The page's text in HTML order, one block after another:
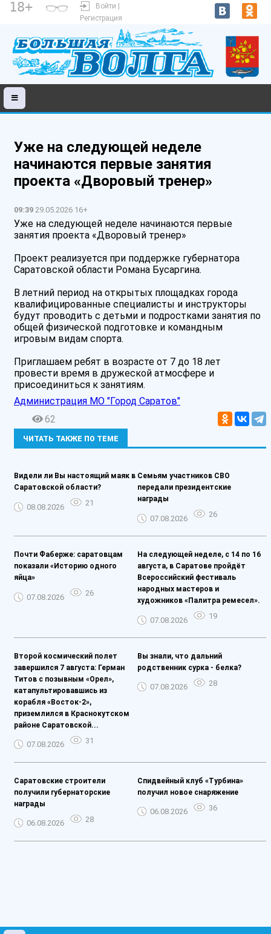
18+
Войти |
Регистрация
Уже на следующей неделе
начинаются первые занятия
проекта «Дворовый тренер»
09:39 29.05.2026 16+
Уже на следующей неделе начинаются первые
занятия проекта «Дворовый тренер»
Проект реализуется при поддержке губернатора
Саратовской области Романа Бусаргина.
В летний период на открытых площадках города
квалифицированные специалисты и инструкторы
будут проводить с детьми и подростками занятия по
общей физической подготовке и командным
игровым видам спорта.
Приглашаем ребят в возрасте от 7 до 18 лет
провести время в дружеской атмосфере и
присоединиться к занятиям.
Администрация МО "Город Саратов"
62
ЧИТАТЬ ТАКЖЕ ПО ТЕМЕ
Видели ли Вы настоящий маяк в
Саратовской области?
08.08.2026 21
Семьям участников СВО
передали президентские
награды
07.08.2026 26
Почти Фаберже: саратовцам
показали «Историю одного
яйца»
07.08.2026 26
На следующей неделе, с 14 по 16
августа, в Саратове пройдёт
Всероссийский фестиваль
народных мастеров и
художников «Палитра ремесел».
07.08.2026 19
Второй космический полет
завершился 7 августа: Герман
Титов с позывным «Орел»,
катапультировавшись из
корабля «Восток-2»,
приземлился в Краснокутском
районе Саратовской...
07.08.2026 31
Вы знали, что дальний
родственник сурка - белка?
07.08.2026 28
Саратовские строители
получили губернаторские
награды
06.08.2026 28
Спидвейный клуб «Турбина»
получил новое снаряжение
06.08.2026 36